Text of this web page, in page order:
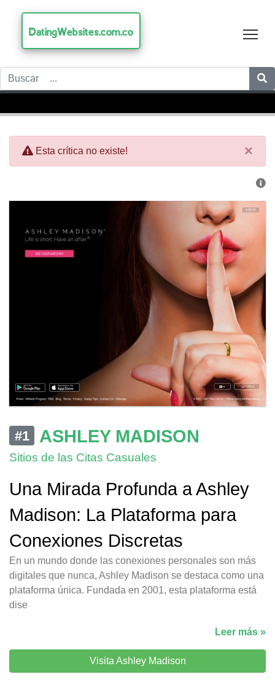
DatingWebsites.com.co
×
Esta crítica no existe!
#1 ASHLEY MADISON
Sitios de las Citas Casuales
Una Mirada Profunda a Ashley
Madison: La Plataforma para
Conexiones Discretas
En un mundo donde las conexiones personales son más
digitales que nunca, Ashley Madison se destaca como una
plataforma única. Fundada en 2001, esta plataforma está
dise
Leer más »
Visita Ashley Madison